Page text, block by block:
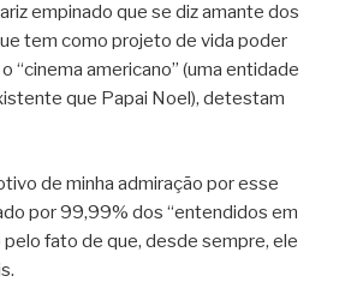
empinado que se diz amante dos
tem como projeto de vida poder
“cinema americano” (uma entidade
que Papai Noel), detestam
de minha admiração por esse
por 99,99% dos “entendidos em
pelo fato de que, desde sempre, ele